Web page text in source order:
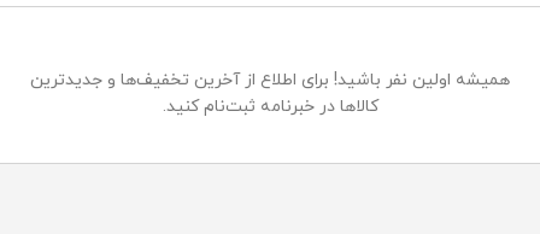
همیشه اولین نفر باشید! برای اطلاع از آخرین تخفیف‌ها و جدیدترین
کالاها در خبرنامه ثبت‌نام کنید.